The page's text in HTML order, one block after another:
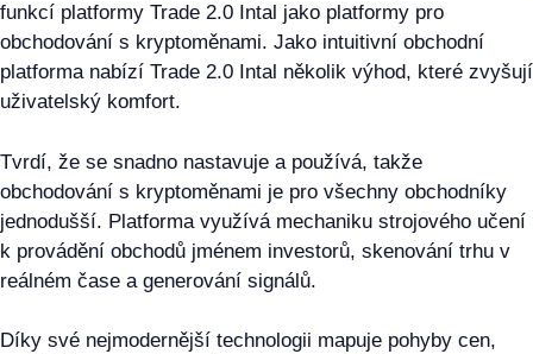
funkcí platformy Trade 2.0 Intal jako platformy pro
obchodování s kryptoměnami. Jako intuitivní obchodní
platforma nabízí Trade 2.0 Intal několik výhod, které zvyšují
uživatelský komfort.
Tvrdí, že se snadno nastavuje a používá, takže
obchodování s kryptoměnami je pro všechny obchodníky
jednodušší. Platforma využívá mechaniku strojového učení
k provádění obchodů jménem investorů, skenování trhu v
reálném čase a generování signálů.
Díky své nejmodernější technologii mapuje pohyby cen,